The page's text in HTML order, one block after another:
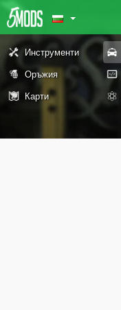
Инструменти
Оръжия
Карти